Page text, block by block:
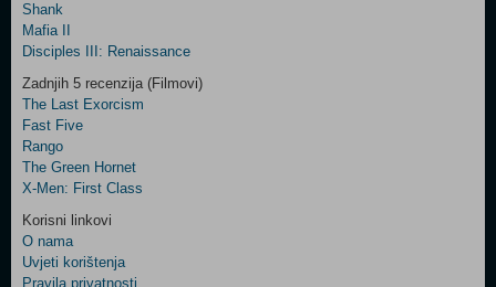
Control
Field
Three
Newsletter
Shank
Mafia II
Disciples III: Renaissance
Zadnjih 5 recenzija (Filmovi)
The Last Exorcism
Fast Five
Rango
The Green Hornet
X-Men: First Class
Korisni linkovi
O nama
Uvjeti korištenja
Pravila privatnosti